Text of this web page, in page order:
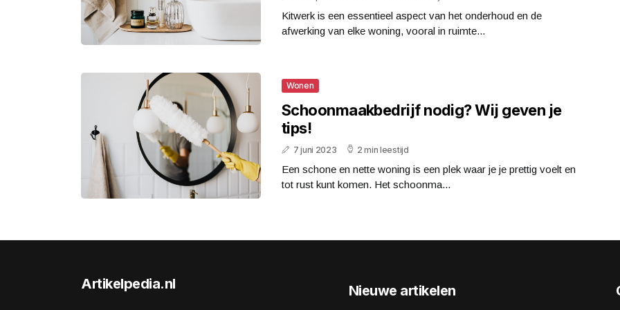
Kitwerk is een essentieel aspect van het onderhoud en de
afwerking van elke woning, vooral in ruimte...
Wonen
Schoonmaakbedrijf nodig? Wij geven je
tips!
7 juni 2023 2 min leestijd
Een schone en nette woning is een plek waar je je prettig voelt en
tot rust kunt komen. Het schoonma...
Artikelpedia.nl Nieuwe artikelen